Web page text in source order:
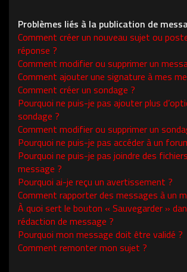
Problèmes liés à la publication de
Comment créer un nouveau sujet ou
réponse ?
Comment modifier ou supprimer un
Comment ajouter une signature à mes
Comment créer un sondage ?
Pourquoi ne puis-je pas ajouter plus
sondage ?
Comment modifier ou supprimer un
Pourquoi ne puis-je pas accéder à un
Pourquoi ne puis-je pas joindre des
message ?
Pourquoi ai-je reçu un avertissement ?
Comment rapporter des messages à un
À quoi sert le bouton « Sauvegarder »
rédaction de message ?
Pourquoi mon message doit être validé ?
Comment remonter mon sujet ?